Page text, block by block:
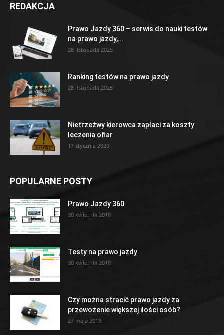
REDAKCJA
Prawo Jazdy 360 – serwis do nauki testów
na prawo jazdy,...
28 listopada 2025
Ranking testów na prawo jazdy
28 listopada 2025
Nietrzeźwy kierowca zapłaci za koszty
leczenia ofiar
17 stycznia 2020
POPULARNE POSTY
Prawo Jazdy 360
30 kwietnia 2018
Testy na prawo jazdy
30 kwietnia 2018
Czy można stracić prawo jazdy za
przewożenie większej ilości osób?
27 maja 2019